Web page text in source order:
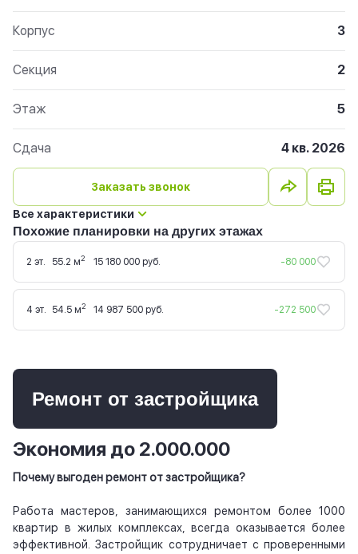
Корпус 3
Секция 2
Этаж 5
Сдача 4 кв. 2026
Заказать звонок
Все характеристики
Похожие планировки на других этажах
2 эт. 55.2 м2 15 180 000 руб. -80 000
4 эт. 54.5 м2 14 987 500 руб. -272 500
Ремонт от застройщика
Экономия до 2.000.000
Почему выгоден ремонт от застройщика?
Работа мастеров, занимающихся ремонтом более 1000
квартир в жилых комплексах, всегда оказывается более
эффективной. Застройщик сотрудничает с проверенными